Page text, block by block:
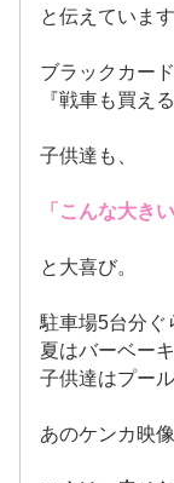
と伝えています
ブラックカー
『戦車も買え
子供達も、
「こんな大き
と大喜び。
駐車場5台分ぐ
夏はバーベー
子供達はプー
あのケンカ映